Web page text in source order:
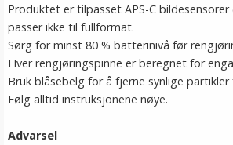
Produktet er tilpasset APS-C
passer ikke til fullformat.
Sørg for minst 80 % batterinivå før
Hver rengjøringspinne er beregnet for
Bruk blåsebelg for å fjerne synlige
Følg alltid instruksjonene nøye.
Advarsel